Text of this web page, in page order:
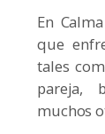
En
que
tales
pareja,
muchos